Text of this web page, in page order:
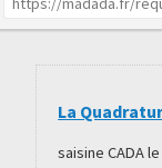
La
saisine CADA